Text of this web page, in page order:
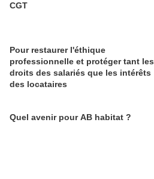
CGT
Pour restaurer l'éthique
professionnelle et protéger tant les
droits des salariés que les intérêts
des locataires
Quel avenir pour AB habitat ?